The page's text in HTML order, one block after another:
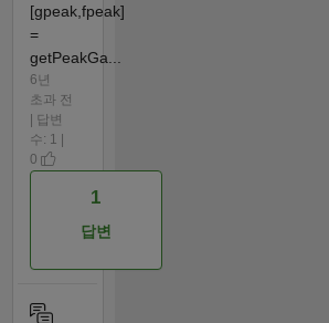
[gpeak,fpeak]
=
getPeakGa...
6년
초과 전
| 답변
수: 1 |
0
1
답변